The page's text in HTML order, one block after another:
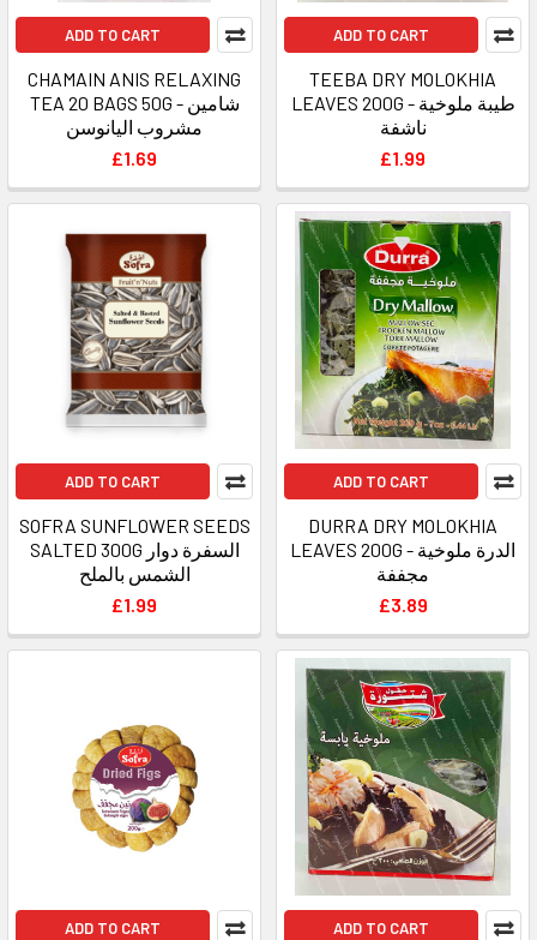
ADD TO CART
CHAMAIN ANIS RELAXING
TEA 20 BAGS 50G - شامين
مشروب اليانوسن
£1.69
ADD TO CART
TEEBA DRY MOLOKHIA
LEAVES 200G - طيبة ملوخية
ناشفة
£1.99
ADD TO CART
SOFRA SUNFLOWER SEEDS
SALTED 300G السفرة دوار
الشمس بالملح
£1.99
ADD TO CART
DURRA DRY MOLOKHIA
LEAVES 200G - الدرة ملوخية
مجففة
£3.89
ADD TO CART ADD TO CART